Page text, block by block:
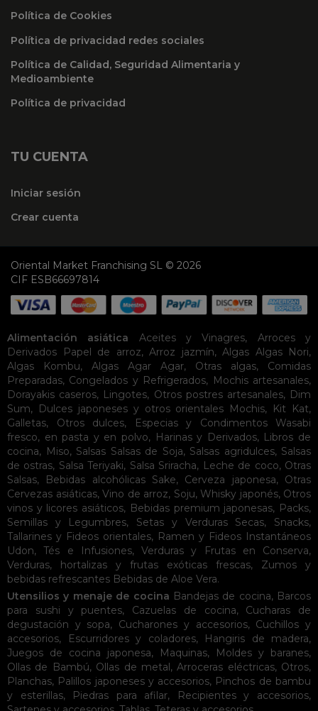
Política de Cookies
Política de privacidad redes sociales
Política de Calidad, Seguridad Alimentaria y
Medioambiente
Política de privacidad
TU CUENTA
Iniciar sesión
Crear cuenta
Oriental Market Franchising SL © 2026
CIF ESB66697814
Alimentación asiática Aceites y Vinagres, Arroces y
Derivados
Papel de arroz, Arroz jazmín, Algas Algas Nori,
Algas Kombu, Algas Agar Agar, Otras algas, Comidas
Preparadas, Congelados y Refrigerados, Mochis artesanales,
Dorayakis caseros, Lingotes, Otros postres artesanales, Dim
Sum, Dulces japoneses y otros orientales Mochis, Kit Kat,
Galletas, Otros dulces, Especias y Condimentos
Wasabi
fresco, en pasta y en polvo, Harinas y Derivados, Libros de
cocina, Miso, Salsas Salsas de Soja, Salsas agridulces, Salsas
de ostras, Salsa Teriyaki, Salsa Sriracha, Leche de coco, Otras
Salsas, Bebidas alcohólicas Sake, Cerveza japonesa, Otras
Cervezas asiáticas, Vino de arroz, Soju, Whisky japonés, Otros
vinos y licores asiáticos, Bebidas premium japonesas, Packs,
Semillas y Legumbres, Setas y Verduras Secas, Snacks,
Tallarines y Fideos orientales, Ramen y Fideos Instantáneos
Udon,Tés e Infusiones, Verduras y Frutas en Conserva,
Verduras, hortalizas y frutas exóticas frescas, Zumos y
bebidas refrescantes Bebidas de Aloe Vera.
Utensilios y menaje de cocina Bandejas de cocina, Barcos
para sushi y puentes, Cazuelas de cocina, Cucharas de
degustación y sopa, Cucharones y accesorios, Cuchillos y
accesorios, Escurridores y coladores, Hangiris de madera,
Juegos de cocina japonesa, Maquinas, Moldes y baranes,
Ollas de Bambú, Ollas de metal,Arroceras eléctricas, Otros,
Planchas, Palillos japoneses y accesorios, Pinchos de bambu
y esterillas, Piedras para afilar, Recipientes y accesorios,